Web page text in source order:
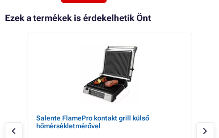
Ezek a termékek is érdekelhetik Önt
Salente FlamePro kontakt grill külső
hőmérsékletmérővel